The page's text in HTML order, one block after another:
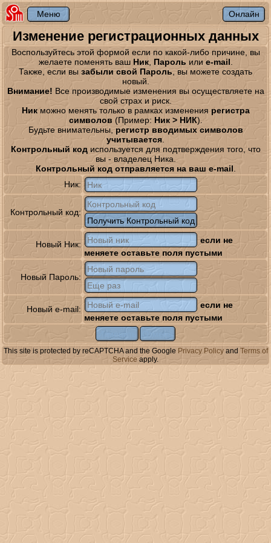
Изменение регистрационных данных
Воспользуйтесь этой формой если по какой-либо причине, вы
желаете поменять ваш Ник, Пароль или e-mail
Также, если вы забыли свой Пароль , вы можете создать
новый.
Внимание! Все производимые изменения вы осуществляете на
свой страх и риск.
Никможно менять только в рамках изменения регистра
символов (Пример: Ник > НИК).
Будьте внимательны, регистр вводимых символов
учитывается
Контрольный кодиспользуется для подтверждения того, что
вы - владелец Ника.
Контрольный код отправляется на ваш e-mail
Ник:
Контрольный код:
Новый Ник:
если не
меняете оставьте поля пустыми
Новый Пароль:
Новый e-mail:
если не
меняете оставьте поля пустыми
This site is protected by reCAPTCHA and the Google Privacy Policyand Terms of
Service apply.